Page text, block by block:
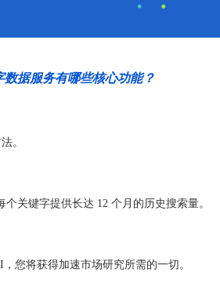
数据服务有哪些核心功能？
。
关键字提供长达 12 个月的历史搜索量。
您将获得加速市场研究所需的一切。